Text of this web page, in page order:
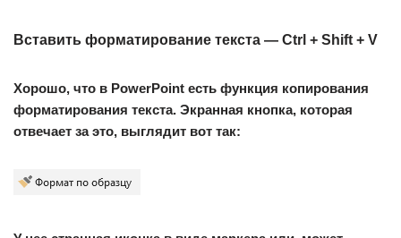
Вставить форматирование текста — Ctrl + Shift + V
Хорошо, что в PowerPoint есть функция копирования
форматирования текста. Экранная кнопка, которая
отвечает за это, выглядит вот так: